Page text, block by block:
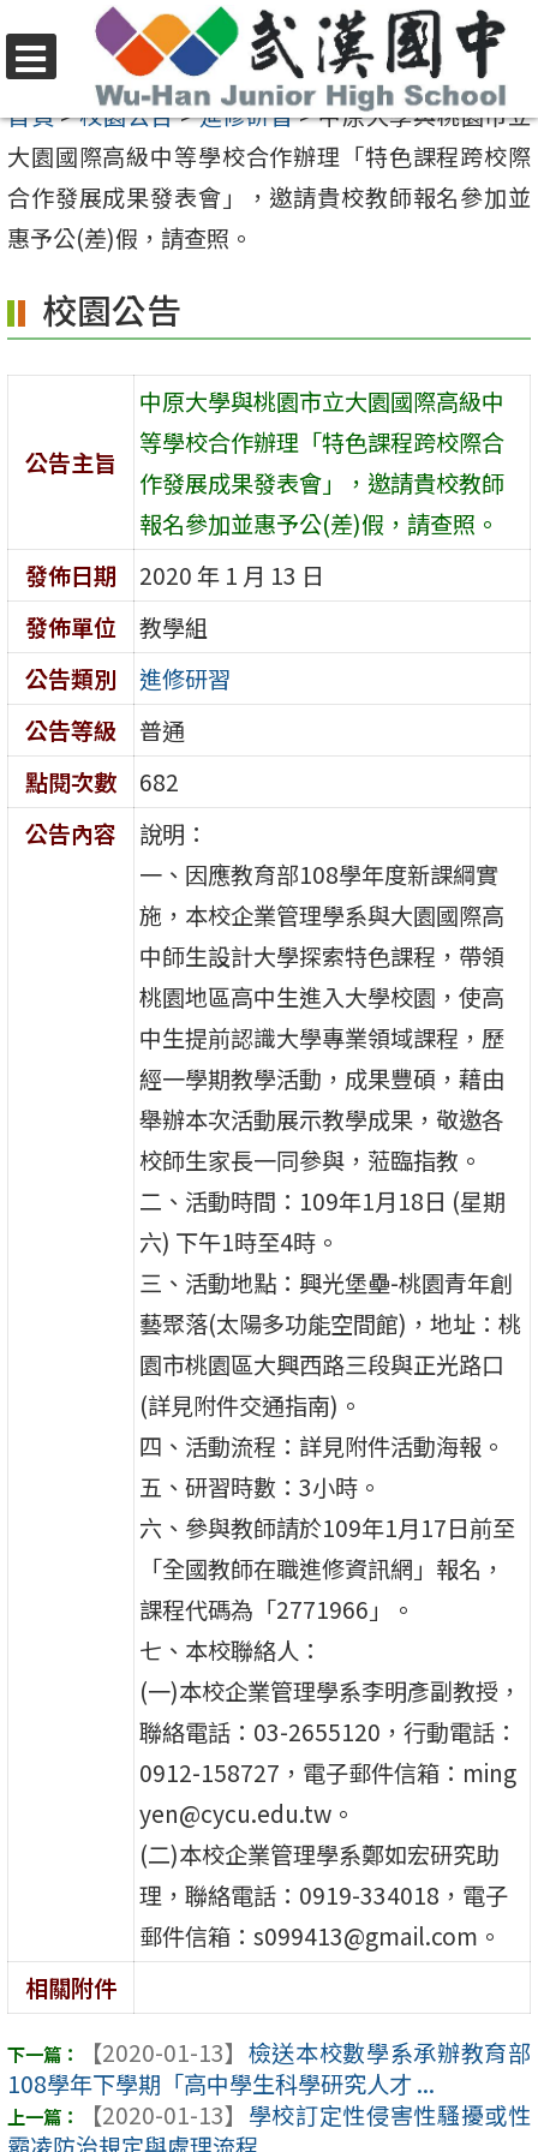
至
要
內
容
選
單
首頁>校園公告>進修研習>中原大學與桃園市立
大園國際高級中等學校合作辦理「特色課程跨校際
合作發展成果發表會」，邀請貴校教師報名參加並
惠予公(差)假，請查照。
校園公告
公告主旨
中原大學與桃園市立大園國際高級中
等學校合作辦理「特色課程跨校際合
作發展成果發表會」，邀請貴校教師
報名參加並惠予公(差)假，請查照。
發佈日期
2020 年 1 月 13 日
發佈單位
教學組
公告類別
進修研習
公告等級
普通
點閱次數
682
公告內容
說明：
一、因應教育部108學年度新課綱實
施，本校企業管理學系與大園國際高
中師生設計大學探索特色課程，帶領
桃園地區高中生進入大學校園，使高
中生提前認識大學專業領域課程，歷
經一學期教學活動，成果豐碩，藉由
舉辦本次活動展示教學成果，敬邀各
校師生家長一同參與，蒞臨指教。
二、活動時間：109年1月18日 (星期
六) 下午1時至4時。
三、活動地點：興光堡壘-桃園青年創
藝聚落(太陽多功能空間館)，地址：桃
園市桃園區大興西路三段與正光路口
(詳見附件交通指南)。
四、活動流程：詳見附件活動海報。
五、研習時數：3小時。
六、參與教師請於109年1月17日前至
「全國教師在職進修資訊網」報名，
課程代碼為「2771966」。
七、本校聯絡人：
(一)本校企業管理學系李明彥副教授，
聯絡電話：03-2655120，行動電話：
0912-158727，電子郵件信箱：ming
yen@cycu.edu.tw。
(二)本校企業管理學系鄭如宏研究助
理，聯絡電話：0919-334018，電子
郵件信箱：s099413@gmail.com。
相關附件
【2020-01-13】 檢送本校數學系承辦教育部
108學年下學期「高中學生科學研究人才 ...
【2020-01-13】 學校訂定性侵害性騷擾或性